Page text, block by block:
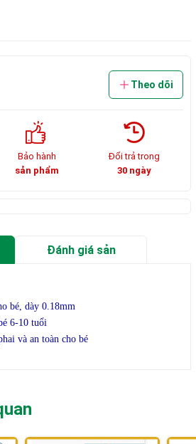
Theo dõi
Bảo hành
sản phẩm
Đổi trả trong
30 ngày
Đánh giá sản
bé, dày 0.18mm
6-10 tuổi
và an toàn cho bé